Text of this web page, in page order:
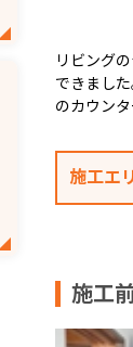
リビング
できまし
のカウン
施工エ
施工